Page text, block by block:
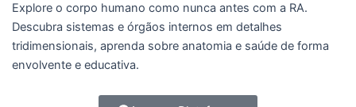
Explore o corpo humano como nunca antes com a RA.
Descubra sistemas e órgãos internos em detalhes
tridimensionais, aprenda sobre anatomia e saúde de forma
envolvente e educativa.